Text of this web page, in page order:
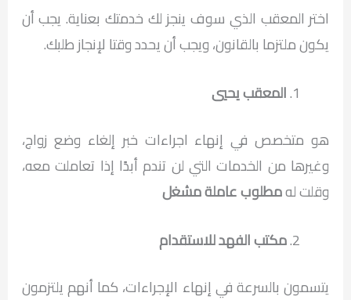
اختر المعقب الذي سوف ينجز لك خدمتك بعناية. يجب أن
يكون ملتزما بالقانون، ويجب أن يحدد وقتا لإنجاز طلبك.
المعقب يحيي
هو متخصص في إنهاء اجراءات خبر إلغاء وضع زواج،
وغيرها من الخدمات التي لن تندم أبدًا إذا تعاملت معه،
وقلت لهمطلوب عاملة مشغل
مكتب الفهد للاستقدام
يتسمون بالسرعة في إنهاء الإجراءات، كما أنهم يلتزمون